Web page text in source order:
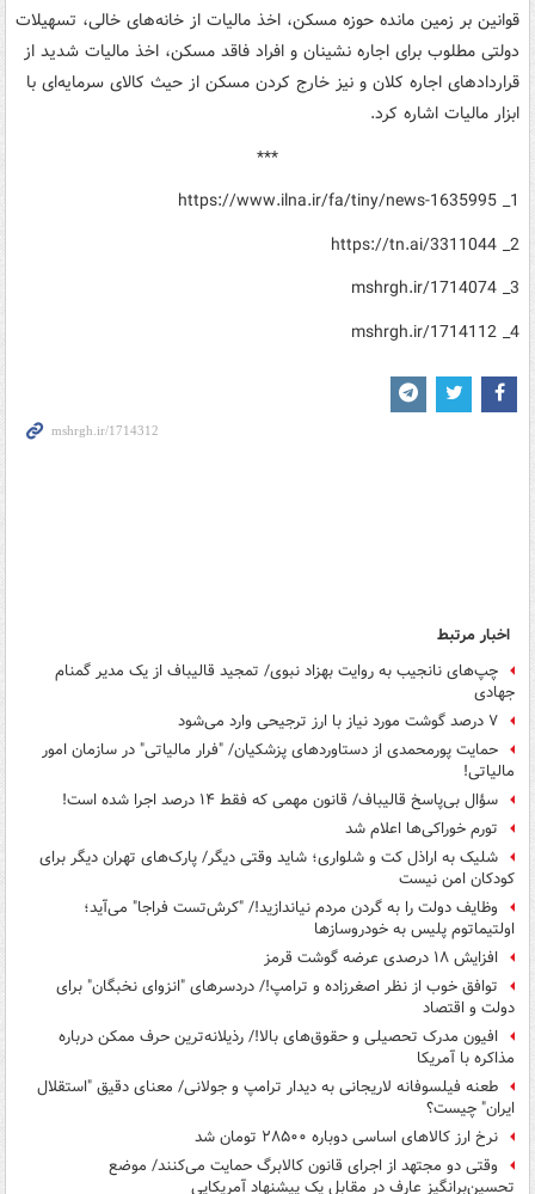
قوانین بر زمین مانده حوزه مسکن، اخذ مالیات از خانه‌های خالی، تسهیلات
دولتی مطلوب برای اجاره نشینان و افراد فاقد مسکن، اخذ مالیات شدید از
قراردادهای اجاره کلان و نیز خارج کردن مسکن از حیث کالای سرمایه‌ای با
ابزار مالیات اشاره کرد.
***
1_ https://www.ilna.ir/fa/tiny/news-1635995
2_ https://tn.ai/3311044
3_ mshrgh.ir/1714074
4_ mshrgh.ir/1714112
اخبار مرتبط
چپ‌های نانجیب به روایت بهزاد نبوی/ تمجید قالیباف از یک مدیر گمنام
جهادی
۷ درصد گوشت مورد نیاز با ارز ترجیحی وارد می‌شود
حمایت پورمحمدی از دستاوردهای پزشکیان/ "فرار مالیاتی" در سازمان امور
مالیاتی!
سؤال بی‌پاسخ قالیباف/ قانون مهمی که فقط ۱۴ درصد اجرا شده است!
تورم خوراکی‌ها اعلام شد
شلیک به اراذل کت و شلواری؛ شاید وقتی دیگر/ پارک‌های تهران دیگر برای
کودکان امن نیست
وظایف دولت را به گردن مردم نیاندازید!/ "کرش‌تست فراجا" می‌آید؛
اولتیماتوم پلیس به خودروسازها
افزایش ۱۸ درصدی عرضه گوشت قرمز
توافق خوب از نظر اصغرزاده و ترامپ!/ دردسرهای "انزوای نخبگان" برای
دولت و اقتصاد
افیون مدرک تحصیلی و حقوق‌های بالا!/ رذیلانه‌ترین حرف ممکن درباره
مذاکره با آمریکا
طعنه فیلسوفانه لاریجانی به دیدار ترامپ و جولانی/ معنای دقیق "استقلال
ایران" چیست؟
نرخ ارز کالاهای اساسی دوباره ۲۸۵۰۰ تومان شد
وقتی دو مجتهد از اجرای قانون کالابرگ حمایت می‌کنند/ موضع
تحسین‌برانگیز عارف در مقابل یک پیشنهاد آمریکایی